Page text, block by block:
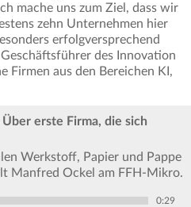
mache uns zum Ziel, dass wir
zehn Unternehmen hier
erfolgversprechend
des Innovation
Firmen aus den Bereichen KI,
erste Firma, die sich
Werkstoff, Papier und Pappe
Manfred Ockel am FFH-Mikro.
0:29